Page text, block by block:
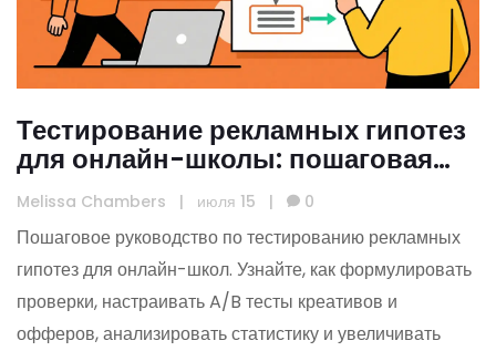
Тестирование рекламных гипотез
для онлайн-школы: пошаговая
система от креативов до офферов
Melissa Chambers | июля 15 | 0
Пошаговое руководство по тестированию рекламных
гипотез для онлайн-школ. Узнайте, как формулировать
проверки, настраивать A/B тесты креативов и
офферов, анализировать статистику и увеличивать